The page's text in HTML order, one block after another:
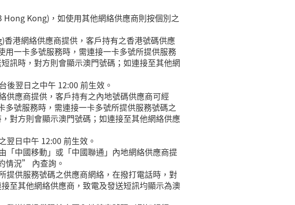
Kong)，如使用其他網絡供應商則按個別之
港網絡供應商提供，客戶持有之香港號碼供應
一卡多號服務時，需連接一卡多號所提供服務
訊時，對方則會顯示澳門號碼；如連接至其他網
翌日之中午 12:00 前生效。
供應商提供，客戶持有之內地號碼供應商可經
號服務時，需連接一卡多號所提供服務號碼之
對方則會顯示澳門號碼；如連接至其他網絡供應
翌日中午 12:00 前生效。
「中國移動」或「中國聯通」內地網絡供應商提
情況” 內查詢。
提供服務號碼之供應商網絡，在撥打電話時，對
至其他網絡供應商，致電及發送短訊均顯示為澳